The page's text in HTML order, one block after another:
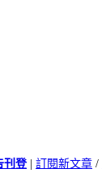
刊登| 訂閱新文章 /